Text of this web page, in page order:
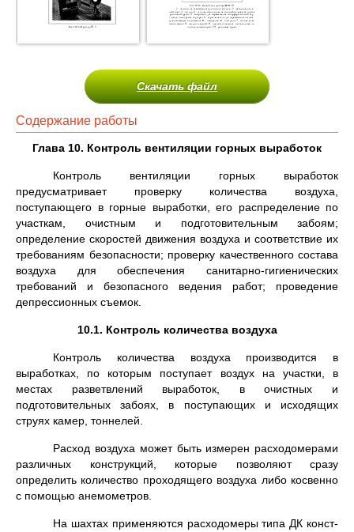
Скачать файл
Содержание работы
Глава 10. Контроль вентиляции горных выработок
Контроль вентиляции горных выработок
предусматривает проверку количества воздуха,
поступающего в горные выработки, его распределение по
участкам, очистным и подготовительным забоям;
определение скоростей движения воздуха и соответствие их
требованиям безопасности; проверку качественного состава
воздуха для обеспечения санитарно-гигиенических
требований и безопасного ведения работ; проведение
депрессионных съемок.
10.1. Контроль количества воздуха
Контроль количества воздуха производится в
выработках, по которым поступает воздух на участки, в
местах разветвлений выработок, в очистных и
подготовительных забоях, в поступаю­щих и исходящих
струях камер, тонне­лей.
Расход воздуха может быть измерен расходомерами
различных конст­рукций, которые позволяют сразу
определить количество про­ходящего воз­духа либо косвенно
с помощью анемометров.
На шахтах применяются расходомеры типа ДК конст­